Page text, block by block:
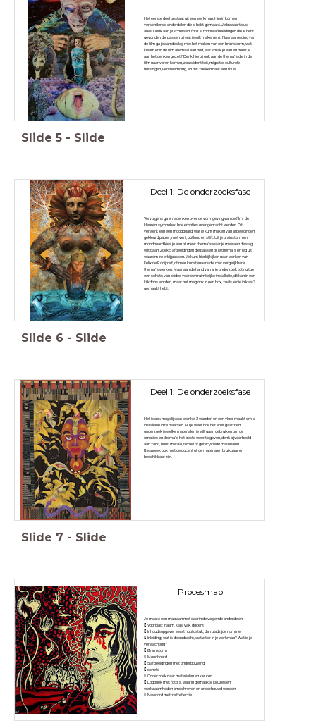
Het eerste deel bestaat uit een werkmap. Hierin komen
verschillende onderdelen die je hebt gemaakt. Je bewaart dus
alles. Denk aan je schetsen, foto’s, mooie afbeeldingen die je hebt
gevonden die passen bij wat je wilt maken enz. Naar aanleiding van
de film ga je aan de slag met het maken van een brainstorm, wat
kwam er in de film allemaal aan bod, wat sprak je aan en heeft je
aan het denken gezet? Denk hierbij ook aan de thema’s die in de
film naar voren komen, zoals identiteit, migratie, culturele
botsingen, vervreemding, en het zoeken naar een thuis.
Slide 5 - Slide
Deel 1: De onderzoeksfase
Vervolgens ga je nadenken over de vormgeving van de film; de
kleuren, symboliek, hoe emoties over gebracht werden. Dit
verwerk je in een moodboard, wat je kunt maken van afbeeldingen,
gekleurd papier, met verf, potlood en stift. Uit je brainstorm en
moodboard kies je een of meer thema’s waar je mee aan de slag
wilt gaan. Zoek 5 afbeeldingen die passen bij je thema’s en leg uit
waarom ze erbij passen. Je kunt hierbij kijken naar werken van
Felix de Rooij zelf, of naar kunstenaars die met vergelijkbare
thema’s werken. Maar aan de hand van al je onderzoek tot nu toe
een schets van je idee voor een ruimtelijke installatie, dit kan in een
kijkdoos worden, maar het mag ook in een box, zoals je die in klas 3
gemaakt hebt.
Slide 6 - Slide
Deel 1: De onderzoeksfase
Het is ook mogelijk dat je enkel 2 wanden en een vloer maakt om je
installatie in te plaatsen. Nu je weet hoe het eruit gaat zien,
onderzoek je welke materialen je wilt gaan gebruiken om de
emoties en thema’s het beste weer te geven, denk bijvoorbeeld
aan zand, hout, metaal, textiel of gerecyclede materialen.
Bespreek ook met de docent of de materialen bruikbaar en
beschikbaar zijn.
Slide 7 - Slide
Procesmap
Je maakt een map aan met daarin de volgende onderdelen:
 Voorblad; naam, klas, vak, docent
 Inhoudsopgave; eerst hoofdstuk, dan bladzijde nummer
 Inleiding; wat is de opdracht, wat zit er in je werkmap? Wat is je
verwachting?
 Brainstorm
 Moodboard
 5 afbeeldingen met onderbouwing
 schets
 Onderzoek naar materialen en kleuren.
 Logboek met foto’s, waarin gemaakte keuzes en
werkzaamheden omschreven en onderbouwd worden
 Nawoord met zelfreflectie